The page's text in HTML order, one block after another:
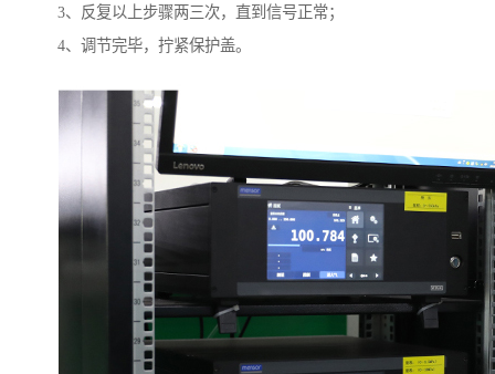
3、反复以上步骤两三次，直到信号正常；
4、调节完毕，拧紧保护盖。